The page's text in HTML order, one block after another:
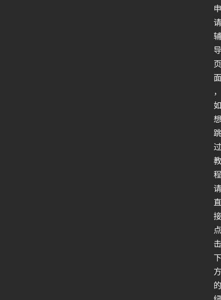
申
请
辅
导
页
面
，
如
想
跳
过
教
程
请
直
接
点
击
下
方
的